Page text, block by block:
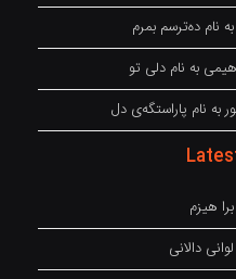
دەترسم بمرم
به نام دلی تو
به نام پاراستگەی دل
هیزم
دالانی